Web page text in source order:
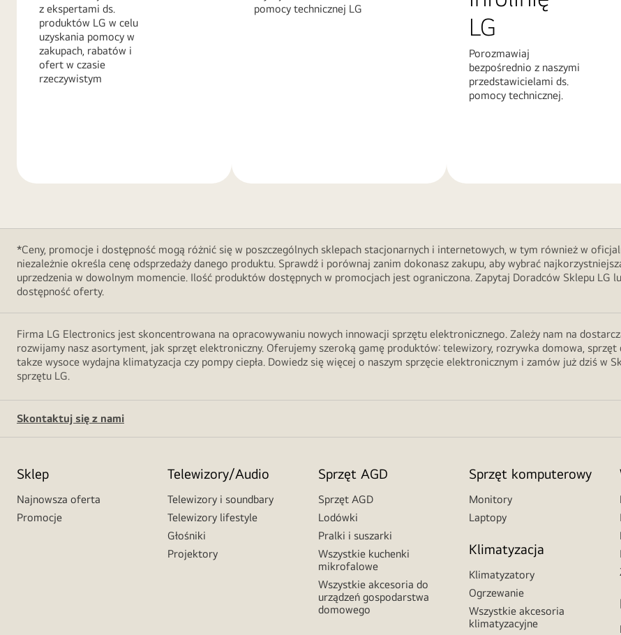
z ekspertami ds.
produktów LG w celu
uzyskania pomocy w
zakupach, rabatów i
ofert w czasie
rzeczywistym
pomocy technicznej LG
LG
Porozmawiaj
bezpośrednio z naszymi
przedstawicielami ds.
pomocy technicznej.
*Ceny, promocje i dostępność mogą różnić się w poszczególnych sklepach stacjonarnych i internetowych, w tym również w
niezależnie określa cenę odsprzedaży danego produktu. Sprawdź i porównaj zanim dokonasz zakupu, aby wybrać
uprzedzenia w dowolnym momencie. Ilość produktów dostępnych w promocjach jest ograniczona. Zapytaj Doradców Sklepu LG
dostępność oferty.
Firma LG Electronics jest skoncentrowana na opracowywaniu nowych innowacji sprzętu elektronicznego. Zależy nam na
rozwijamy nasz asortyment, jak sprzęt elektroniczny. Oferujemy szeroką gamę produktów: telewizory, rozrywka domowa,
takze wysoce wydajna klimatyzacja czy pompy ciepła. Dowiedz się więcej o naszym sprzęcie elektronicznym i zamów już dziś w
sprzętu LG.
Skontaktuj się z nami
Sklep
Najnowsza oferta
Promocje
Telewizory/Audio
Telewizory i soundbary
Telewizory lifestyle
Głośniki
Projektory
Sprzęt AGD
Sprzęt AGD
Lodówki
Pralki i suszarki
Wszystkie kuchenki
mikrofalowe
Wszystkie akcesoria do
urządzeń gospodarstwa
domowego
Sprzęt komputerowy
Monitory
Laptopy
Klimatyzacja
Klimatyzatory
Ogrzewanie
Wszystkie akcesoria
klimatyzacyjne